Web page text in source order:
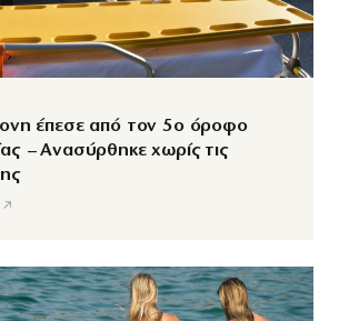
έπεσε από τον 5ο όροφο
– Ανασύρθηκε χωρίς τις
↗